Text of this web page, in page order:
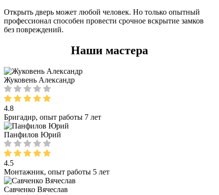
Открыть дверь может любой человек. Но только опытный
профессионал способен провести срочное вскрытие замков
без повреждений.
Наши мастера
Жуковень Александр
4.8
Бригадир, опыт работы 7 лет
Панфилов Юрий
4.5
Монтажник, опыт работы 5 лет
Савченко Вячеслав